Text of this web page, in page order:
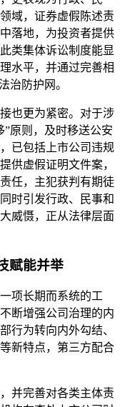
域，证券虚假陈述责
落地，为投资者提供
类集体诉讼制度能显
水平，并通过完善相
治防护网。
也更为紧密。对于涉
原则，及时移送公安
已包括上市公司违规
供虚假证明文件案，
任，主犯获判有期徒
时引发行政、民事和
威慑，正从法律层面
赋能并举
项长期而系统的工
断增强公司治理的内
行为转向内外勾结、
新特点，第三方配合
并完善对各类主体责